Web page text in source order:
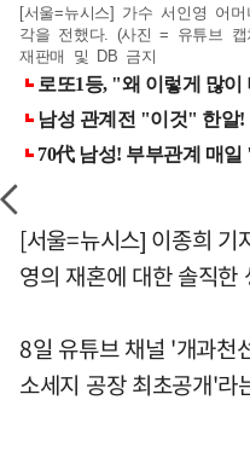
[서울=뉴시스] 가수 서인영 어
각을 전했다. (사진 = 유튜브 캡
재판매 및 DB 금지
[서울=뉴시스] 이종희 기
영의 재혼에 대한 솔직한
8일 유튜브 채널 '개과천
소세지 공장 최초공개'라